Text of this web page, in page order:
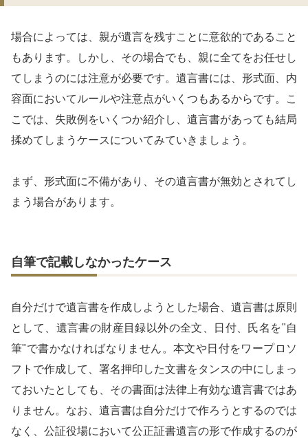
場合によっては、親が遺言を残すことに意欲的であること
もあります。しかし、その場合でも、親に全てをお任せし
てしまうのには注意が必要です。遺言書には、形式面、内
容面においてルールや注意点がいくつもあるからです。こ
こでは、失敗例をいくつか紹介し、遺言書があっても結局
揉めてしまうケースについてみていきましょう。
まず、形式面に不備があり、その遺言書が無効とされてし
まう場合があります。
自筆で記載しなかったケース
自分だけで遺言書を作成しようとした場合、遺言書は原則
として、遺言書の財産目録以外の全文、日付、氏名を"自
筆"で書かなければなりません。本文や日付をワープロソ
フトで作成して、署名押印した文書をタンスの中にしまっ
ておいたとしても、その書面は法律上有効な遺言書ではあ
りません。なお、遺言書は自分だけで作ろうとするのでは
なく、公証役場において公正証書遺言の形で作成するのが